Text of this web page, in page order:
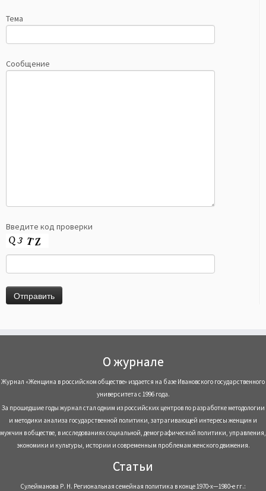
Тема
Сообщение
Введите код проверки
О журнале
Журнал «Женщина в российском обществе» издается на базе Ивановского государственного
университета с 1996 года.
За прошедшие годы журнал стал одним из российских центров по разработке методологии
и методики анализа государственной политики, затрагивающей интересы женщин и
мужчин в обществе, в исследованиях социальной, демографической политики, управления,
экономики и культуры, истории и современным проблемам женского движения.
Статьи
Сулейманова Р. Н. Региональная семейная политика в конце 1970-х—1980-е гг.: